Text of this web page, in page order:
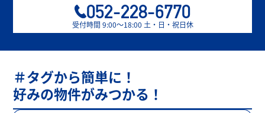
052-228-6770
受付時間 9:00〜18:00 土・日・祝日休
＃タグから簡単に！
好みの物件がみつかる！